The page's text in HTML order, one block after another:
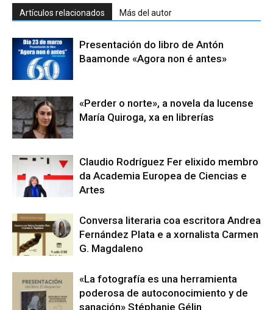
Artículos relacionados Más del autor
Presentación do libro de Antón
Baamonde «Agora non é antes»
«Perder o norte», a novela da lucense
María Quiroga, xa en librerías
Claudio Rodríguez Fer elixido membro
da Academia Europea de Ciencias e
Artes
Conversa literaria coa escritora Andrea
Fernández Plata e a xornalista Carmen
G. Magdaleno
«La fotografía es una herramienta
poderosa de autoconocimiento y de
sanación» Stéphanie Gélin